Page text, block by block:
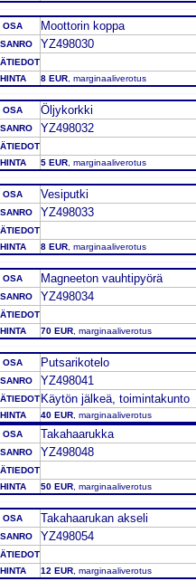
OSA Moottorin koppa
YZ498030
HINTA
8 EUR , marginaaliverotus
OSA Öljykorkki
YZ498032
HINTA
5 EUR , marginaaliverotus
OSA Vesiputki
YZ498033
HINTA
8 EUR , marginaaliverotus
OSA Magneeton vauhtipyörä
YZ498034
HINTA
70 EUR , marginaaliverotus
OSA Putsarikotelo
YZ498041
Käytön jälkeä, toimintakunto
HINTA 40 EUR , marginaaliverotus
OSA
Takahaarukka
YZ498048
HINTA
50 EUR , marginaaliverotus
OSA Takahaarukan akseli
YZ498054
HINTA
12 EUR , marginaaliverotus